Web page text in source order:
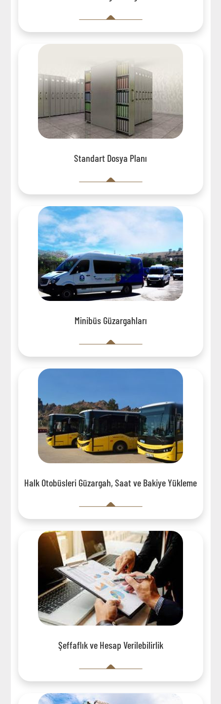
Standart Dosya Planı
Minibüs Güzargahları
Halk Otobüsleri Güzargah, Saat ve Bakiye Yükleme
Şeffaflık ve Hesap Verilebilirlik